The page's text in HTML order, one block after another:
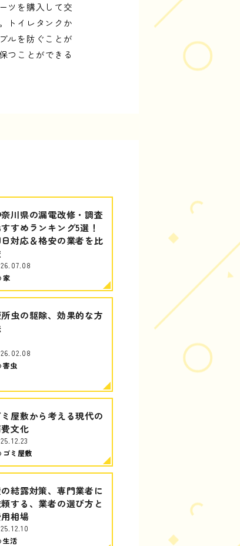
ツを購入して交
トイレタンクか
ルを防ぐことが
つことができる
川県の漏電改修・調査
すすめランキング5選！
対応＆格安の業者を比
家
虫の駆除、効果的な方
害虫
ミ屋敷から考える現代の
文化
ゴミ屋敷
結露対策、専門業者に
する、業者の選び方と
相場
生活